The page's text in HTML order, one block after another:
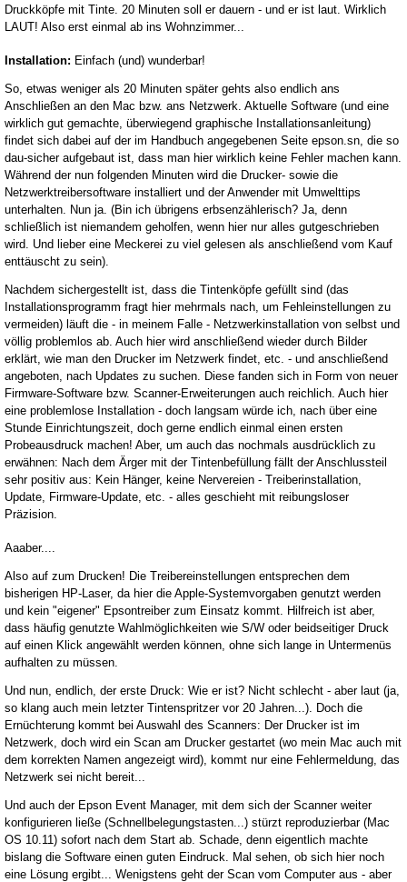
Druckköpfe mit Tinte. 20 Minuten soll er dauern - und er ist laut. Wirklich
LAUT! Also erst einmal ab ins Wohnzimmer...
Installation: Einfach (und) wunderbar!
So, etwas weniger als 20 Minuten später gehts also endlich ans
Anschließen an den Mac bzw. ans Netzwerk. Aktuelle Software (und eine
wirklich gut gemachte, überwiegend graphische Installationsanleitung)
findet sich dabei auf der im Handbuch angegebenen Seite epson.sn, die so
dau-sicher aufgebaut ist, dass man hier wirklich keine Fehler machen kann.
Während der nun folgenden Minuten wird die Drucker- sowie die
Netzwerktreibersoftware installiert und der Anwender mit Umwelttips
unterhalten. Nun ja. (Bin ich übrigens erbsenzählerisch? Ja, denn
schließlich ist niemandem geholfen, wenn hier nur alles gutgeschrieben
wird. Und lieber eine Meckerei zu viel gelesen als anschließend vom Kauf
enttäuscht zu sein).
Nachdem sichergestellt ist, dass die Tintenköpfe gefüllt sind (das
Installationsprogramm fragt hier mehrmals nach, um Fehleinstellungen zu
vermeiden) läuft die - in meinem Falle - Netzwerkinstallation von selbst und
völlig problemlos ab. Auch hier wird anschließend wieder durch Bilder
erklärt, wie man den Drucker im Netzwerk findet, etc. - und anschließend
angeboten, nach Updates zu suchen. Diese fanden sich in Form von neuer
Firmware-Software bzw. Scanner-Erweiterungen auch reichlich. Auch hier
eine problemlose Installation - doch langsam würde ich, nach über eine
Stunde Einrichtungszeit, doch gerne endlich einmal einen ersten
Probeausdruck machen! Aber, um auch das nochmals ausdrücklich zu
erwähnen: Nach dem Ärger mit der Tintenbefüllung fällt der Anschlussteil
sehr positiv aus: Kein Hänger, keine Nervereien - Treiberinstallation,
Update, Firmware-Update, etc. - alles geschieht mit reibungsloser
Präzision.
Aaaber....
Also auf zum Drucken! Die Treibereinstellungen entsprechen dem
bisherigen HP-Laser, da hier die Apple-Systemvorgaben genutzt werden
und kein "eigener" Epsontreiber zum Einsatz kommt. Hilfreich ist aber,
dass häufig genutzte Wahlmöglichkeiten wie S/W oder beidseitiger Druck
auf einen Klick angewählt werden können, ohne sich lange in Untermenüs
aufhalten zu müssen.
Und nun, endlich, der erste Druck: Wie er ist? Nicht schlecht - aber laut (ja,
so klang auch mein letzter Tintenspritzer vor 20 Jahren...). Doch die
Ernüchterung kommt bei Auswahl des Scanners: Der Drucker ist im
Netzwerk, doch wird ein Scan am Drucker gestartet (wo mein Mac auch mit
dem korrekten Namen angezeigt wird), kommt nur eine Fehlermeldung, das
Netzwerk sei nicht bereit...
Und auch der Epson Event Manager, mit dem sich der Scanner weiter
konfigurieren ließe (Schnellbelegungstasten...) stürzt reproduzierbar (Mac
OS 10.11) sofort nach dem Start ab. Schade, denn eigentlich machte
bislang die Software einen guten Eindruck. Mal sehen, ob sich hier noch
eine Lösung ergibt... Wenigstens geht der Scan vom Computer aus - aber